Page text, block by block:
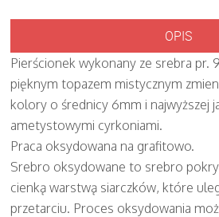
OPIS
Pierścionek wykonany ze srebra pr.
pięknym topazem mistycznym
kolory o średnicy 6mm i najwyższej
ametystowymi cyrkoniami.
Praca oksydowana na grafitowo.
Srebro oksydowane to srebro
cienką warstwą siarczków, które
przetarciu. Proces oksydowania